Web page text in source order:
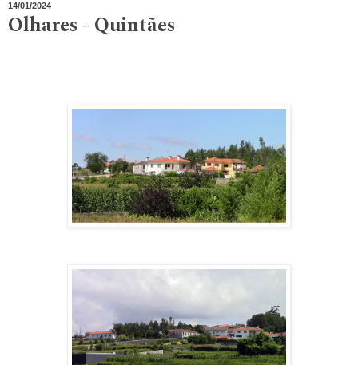
14/01/2024
Olhares - Quintães